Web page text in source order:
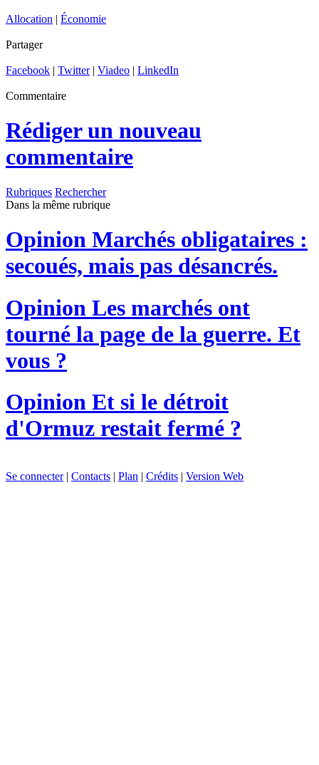
Allocation | Économie
Partager
Facebook | Twitter| Viadeo | LinkedIn
Commentaire
Rédiger un nouveau
commentaire
Rubriques Rechercher
Dans la même rubrique
Opinion Marchés obligataires :
secoués, mais pas désancrés.
Opinion Les marchés ont
tourné la page de la guerre. Et
vous ?
Opinion Et si le détroit
d'Ormuz restait fermé ?
Se connecter| Contacts | Plan | Crédits | Version Web